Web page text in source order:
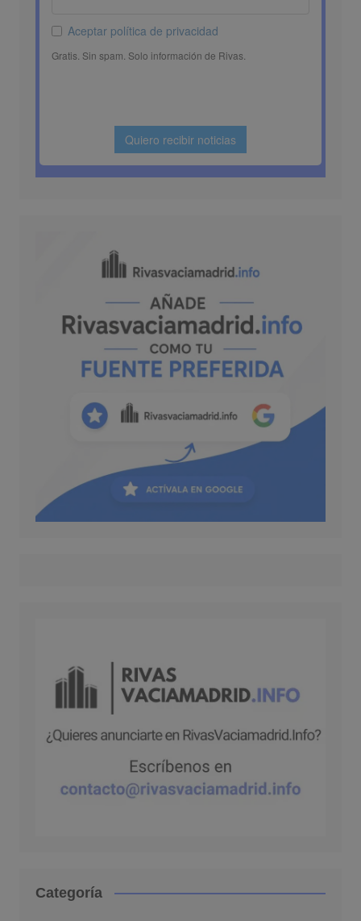
Categoría